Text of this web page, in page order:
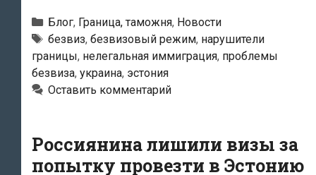
въезд
в
страну
13
гражданам
Рубрики
Блог, Граница, таможня, Новости
Метки
безвиз, безвизовый режим, нарушители
границы, нелегальная иммиграция, проблемы
безвиза, украина, эстония
Оставить комментарий
Россиянина лишили визы за
попытку провезти в Эстонию